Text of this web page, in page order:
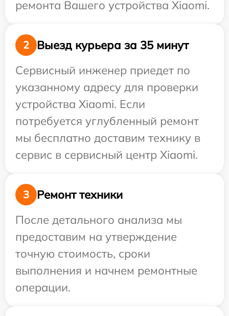
ремонта Вашего устройства Xiaomi.
2
Выезд курьера за 35 минут
Сервисный инженер приедет по
указанному адресу для проверки
устройства Xiaomi. Если
потребуется углубленный ремонт
мы бесплатно доставим технику в
сервис в сервисный центр Xiaomi.
3
Ремонт техники
После детального анализа мы
предоставим на утверждение
точную стоимость, сроки
выполнения и начнем ремонтные
операции.